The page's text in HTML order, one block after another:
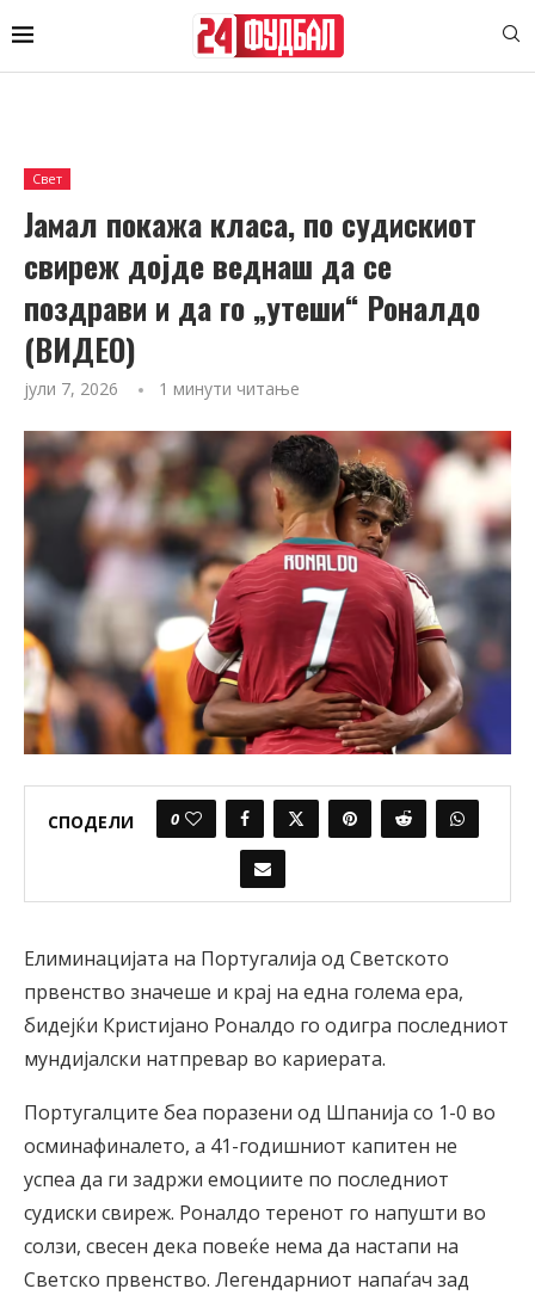
Свет
Јамал покажа класа, по судискиот
свиреж дојде веднаш да се
поздрави и да го „утеши“ Роналдо
(ВИДЕО)
јули 7, 2026 1 минути читање
СПОДЕЛИ 0
Елиминацијата на Португалија од Светското
првенство значеше и крај на една голема ера,
бидејќи Кристијано Роналдо го одигра последниот
мундијалски натпревар во кариерата.
Португалците беа поразени од Шпанија со 1-0 во
осминафиналето, а 41-годишниот капитен не
успеа да ги задржи емоциите по последниот
судиски свиреж. Роналдо теренот го напушти во
солзи, свесен дека повеќе нема да настапи на
Светско првенство. Легендарниот напаѓач зад